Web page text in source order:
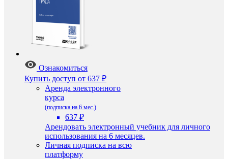
Ознакомиться
Купить доступ от 637 ₽
Аренда электронного
курса
(подписка на 6 мес.)
637 ₽
Арендовать электронный учебник для личного
использования на 6 месяцев.
Личная подписка на всю
платформу